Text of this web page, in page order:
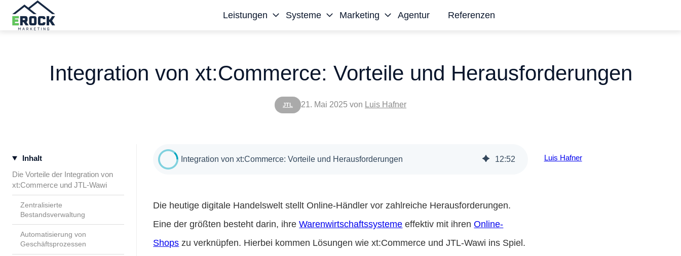
e
Leistungen Systeme Marketing Agentur Referenzen
JTL
Integration von xt:Commerce: Vorteile und Herausforderungen
21. Mai 2025 von Luis Hafner
Inhalt
Die Vorteile der Integration von
xt:Commerce und JTL-Wawi
Zentralisierte
Bestandsverwaltung
Automatisierung von
Geschäftsprozessen
Integration von xt:Commerce: Vorteile und Herausforderungen 12:52
Die heutige digitale Handelswelt stellt Online-Händler vor zahlreiche Herausforderungen.
Eine der größten besteht darin, ihreWarenwirtschaftssysteme effektiv mit ihrenOnline-
Shops zu verknüpfen. Hierbei kommen Lösungen wie xt:Commerce und JTL-Wawi ins Spiel.
Luis Hafner